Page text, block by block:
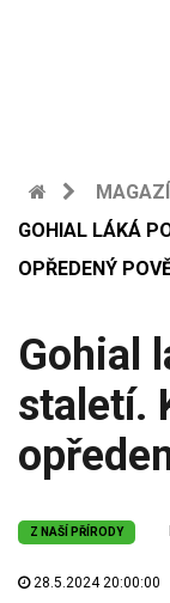
GOHIAL LÁKÁ
OPŘEDENÝ
Gohial
staletí.
Z NAŠÍ PŘÍRODY
28.5.2024 20:00:00